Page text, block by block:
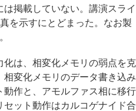
掲載していない。講演スライ
を示すにとどまった。なお製
は、相変化メモリの弱点を克
変化メモリのデータ書き込み
作と、アモルファス相に移行
ット動作はカルコゲナイド合